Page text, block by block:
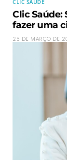
CLIC SAÚDE
Clic Saúde:
fazer uma
25 DE MARÇO DE